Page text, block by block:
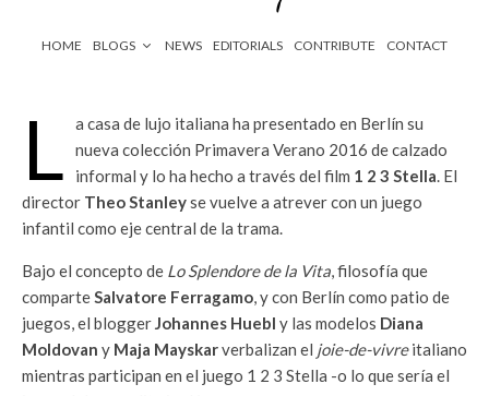
HOME BLOGS NEWS EDITORIALS CONTRIBUTE CONTACT
L
a casa de lujo italiana ha presentado en Berlín su
nueva colección Primavera Verano 2016 de calzado
informal y lo ha hecho a través del film 1 2 3 Stella. El
director Theo Stanleyse vuelve a atrever con un juego
infantil como eje central de la trama.
Bajo el concepto de Lo Splendore de la Vita, filosofía que
comparteSalvatore Ferragamo, y con Berlín como patio de
juegos, el bloggerJohannes Huebl y las modelos Diana
Moldovan y Maja Mayskarverbalizan el joie-de-vivreitaliano
mientras participan en el juego 1 2 3 Stella -o lo que sería el